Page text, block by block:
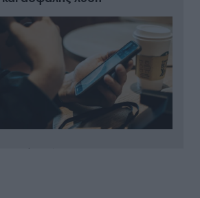
23 λεπτά